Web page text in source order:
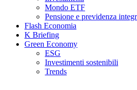
Mondo ETF
Pensione e previdenza
Flash Economia
K Briefing
Green Economy
ESG
Investimenti sostenibili
Trends